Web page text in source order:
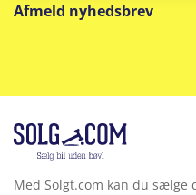
Afmeld nyhedsbrev
Med Solgt.com kan du